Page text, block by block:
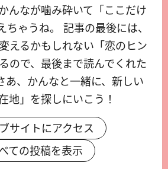
んなが噛み砕いて「ここだけ
ちゃうね。 記事の最後には、
えるかもしれない「恋のヒン
ので、最後まで読んでくれた
あ、かんなと一緒に、新しい
地」を探しにいこう！
サイトにアクセス
ての投稿を表示